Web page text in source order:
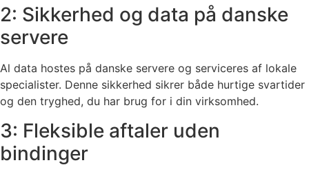
2: Sikkerhed og data på danske
servere
Al data hostes på danske servere og serviceres af lokale
specialister. Denne sikkerhed sikrer både hurtige svartider
og den tryghed, du har brug for i din virksomhed.
3: Fleksible aftaler uden
bindinger